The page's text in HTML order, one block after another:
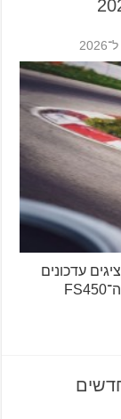
מציגים עדכונים
חדשים